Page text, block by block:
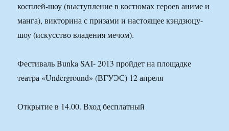
косплей-шоу (выступление в костюмах героев аниме и
манга), викторина с призами и настоящее кэндзюцу-
шоу (искусство владения мечом).
Фестиваль Bunka SAI- 2013 пройдет на площадке
театра «Underground» (ВГУЭС) 12 апреля
Открытие в 14.00. Вход бесплатный